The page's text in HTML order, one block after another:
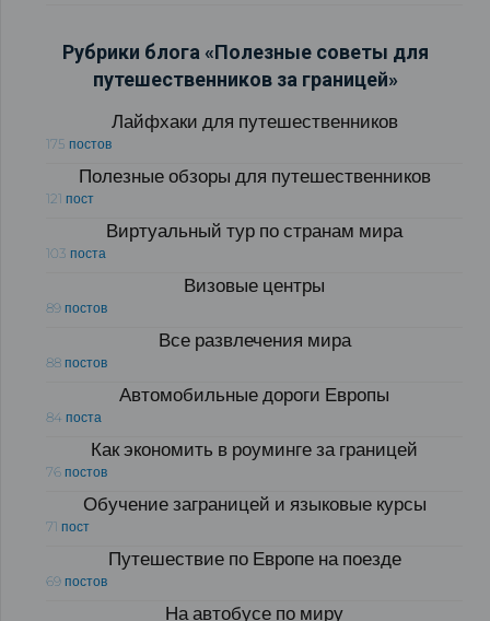
Рубрики блога «Полезные советы для
путешественников за границей»
Лайфхаки для путешественников
175 постов
Полезные обзоры для путешественников
121 пост
Виртуальный тур по странам мира
103 поста
Визовые центры
89 постов
Все развлечения мира
88 постов
Автомобильные дороги Европы
84 поста
Как экономить в роуминге за границей
76 постов
Обучение заграницей и языковые курсы
71 пост
Путешествие по Европе на поезде
69 постов
На автобусе по миру